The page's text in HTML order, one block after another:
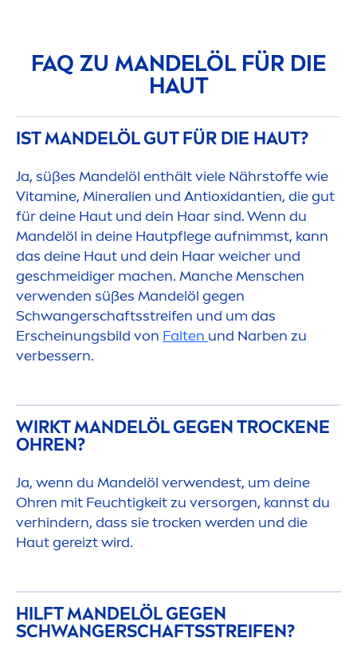
FAQ ZU MANDELÖL FÜR DIE
HAUT
IST MANDELÖL GUT FÜR DIE HAUT?
Ja, süßes Mandelöl enthält viele Nährstoffe wie
Vitamine, Mineralien und Antioxidantien, die gut
für deine Haut und dein Haar sind. Wenn du
Mandelöl in deine Hautpflege aufnimmst, kann
das deine Haut und dein Haar weicher und
geschmeidiger machen. MancheMenschen
verwenden süßes Mandelöl gegen
Schwangerschaftsstreifen und um das
Erscheinungsbild von Falten und Narben zu
verbessern.
WIRKT MANDELÖL GEGEN TROCKENE
OHREN?
Ja, wenn du Mandelöl verwendest, um deine
Ohren mit Feuchtigkeit zu versorgen, kannst du
verhindern, dass sie trocken werden und die
Haut gereizt wird.
HILFT MANDELÖL GEGEN
SCHWANGERSCHAFTSSTREIFEN?